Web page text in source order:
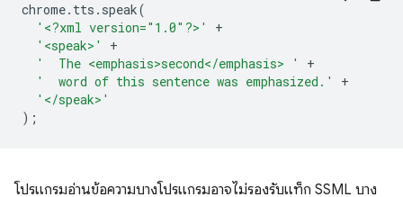
chrome. tts . speak(
'<?xml version="1.0"?>'
+
'<speak>'
+
'  The <emphasis>second</emphasis> '
+
'  word of this sentence was emphasized.'
+
'</speak>'
);
โปรแกรมอ่านข้อความบางโปรแกรมอาจไม่รองรับแท็ก SSML บาง